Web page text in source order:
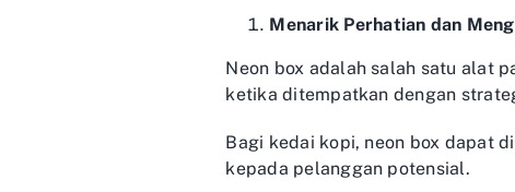
Menarik Perhatian dan
Neon box adalah salah satu alat
ketika ditempatkan dengan
Bagi kedai kopi, neon box dapat
kepada pelanggan potensial.